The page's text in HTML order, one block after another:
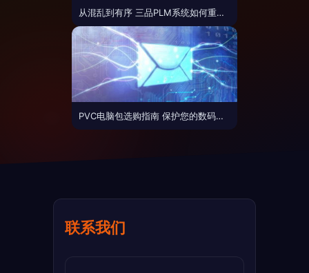
从混乱到有序 三品PLM系统如何重塑企业工艺管理
PVC电脑包选购指南 保护您的数码装备，享受高效数字生活
联系我们